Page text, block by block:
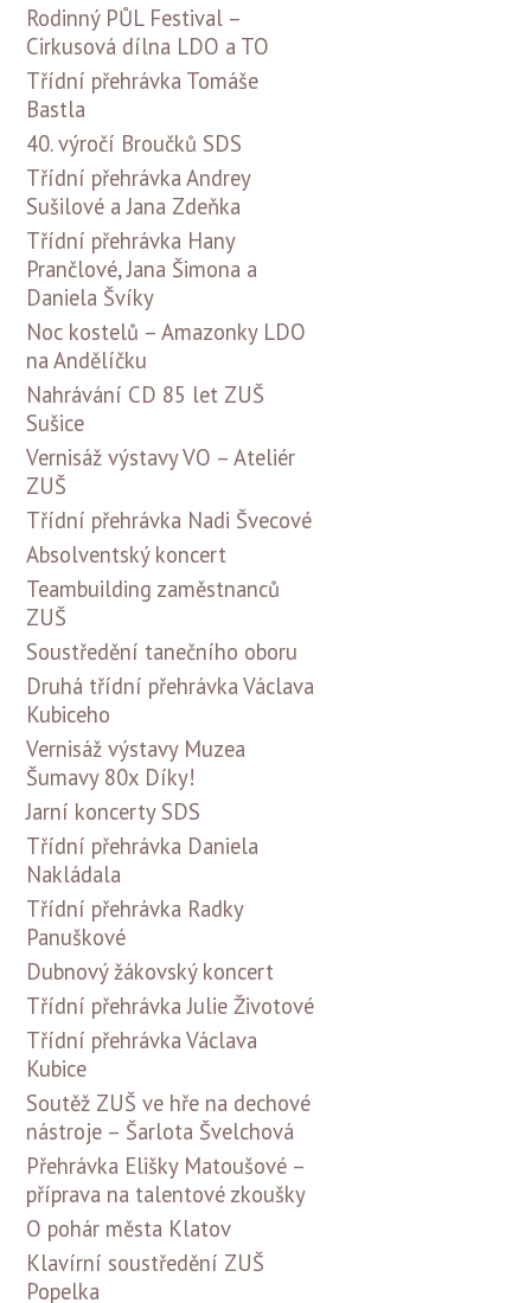
Rodinný PŮL Festival –
Cirkusová dílna LDO a TO
Třídní přehrávka Tomáše
Bastla
40. výročí Broučků SDS
Třídní přehrávka Andrey
Sušilové a Jana Zdeňka
Třídní přehrávka Hany
Prančlové, Jana Šimona a
Daniela Švíky
Noc kostelů – Amazonky LDO
na Andělíčku
Nahrávání CD 85 let ZUŠ
Sušice
Vernisáž výstavy VO – Ateliér
ZUŠ
Třídní přehrávka Nadi Švecové
Absolventský koncert
Teambuilding zaměstnanců
ZUŠ
Soustředění tanečního oboru
Druhá třídní přehrávka Václava
Kubiceho
Vernisáž výstavy Muzea
Šumavy 80x Díky!
Jarní koncerty SDS
Třídní přehrávka Daniela
Nakládala
Třídní přehrávka Radky
Panuškové
Dubnový žákovský koncert
Třídní přehrávka Julie Životové
Třídní přehrávka Václava
Kubice
Soutěž ZUŠ ve hře na dechové
nástroje – Šarlota Švelchová
Přehrávka Elišky Matoušové –
příprava na talentové zkoušky
O pohár města Klatov
Klavírní soustředění ZUŠ
Popelka